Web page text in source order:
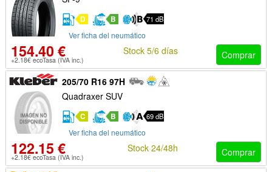
D B 71 dB
Ver ficha del neumático
154.40 €
+2.18€ ecoTasa (IVA inc.) Comprar
Stock 5/6 días
205/70 R16 97H
Quadraxer SUV
C B 69 dB
Ver ficha del neumático
122.15 €
+2.18€ ecoTasa (IVA inc.) Comprar
Stock 24/48h